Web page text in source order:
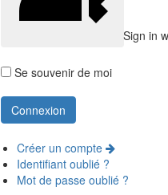
Sign in
Se souvenir de moi
Créer un compte
Identifiant oublié ?
Mot de passe oublié ?